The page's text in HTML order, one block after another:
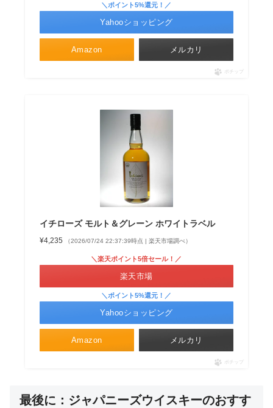
Amazon
＼ポイント5%還元！／
Yahooショッピング
メルカリ
ポチップ
イチローズ モルト＆グレーン ホワイトラベル
¥4,235 （2026/07/24 22:37:39時点 | 楽天市場調べ）
Amazon
＼楽天ポイント5倍セール！／
楽天市場
＼ポイント5%還元！／
Yahooショッピング
メルカリ
ポチップ
最後に：ジャパニーズウイスキーのおすす